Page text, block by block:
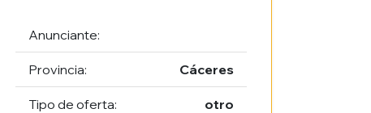
Anunciante:
Provincia: Cáceres
Tipo de oferta: otro